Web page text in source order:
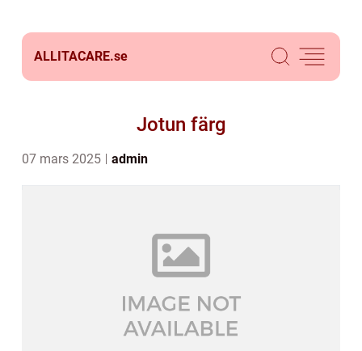
ALLITACARE.se
Jotun färg
07 mars 2025 admin